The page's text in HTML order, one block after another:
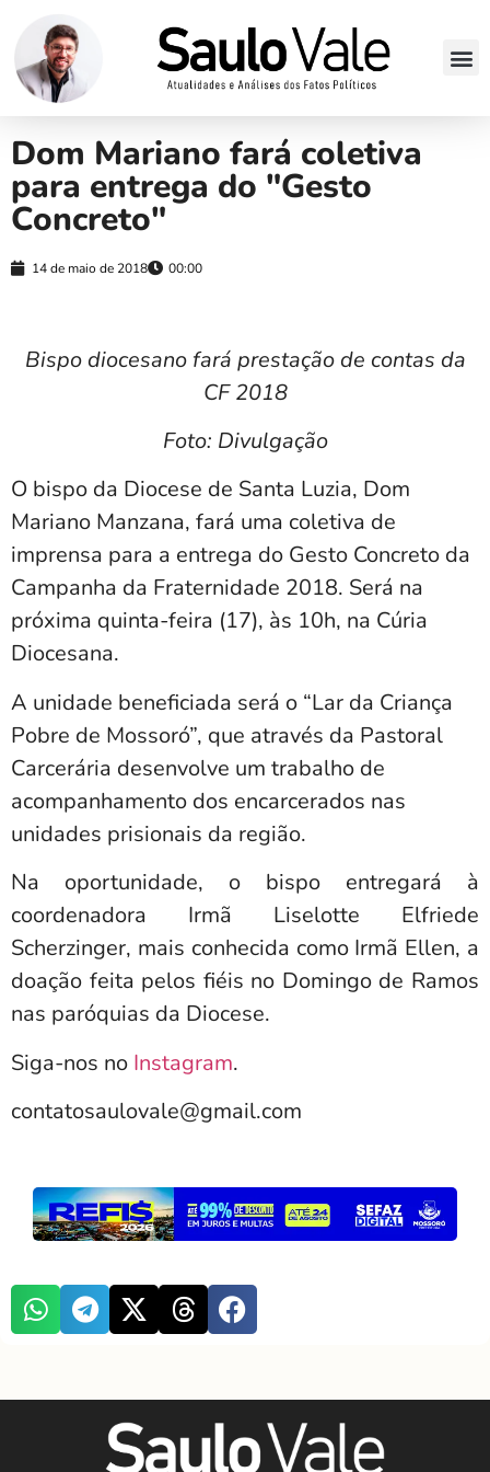
Dom Mariano fará coletiva
para entrega do "Gesto
Concreto"
14 de maio de 2018 00:00
Bispo diocesano fará prestação de contas da
CF 2018
Foto: Divulgação
O bispo da Diocese de Santa Luzia, Dom
Mariano Manzana, fará uma coletiva de
imprensa para a entrega do Gesto Concreto da
Campanha da Fraternidade 2018. Será na
próxima quinta-feira (17), às 10h, na Cúria
Diocesana.
A unidade beneficiada será o “Lar da Criança
Pobre de Mossoró”, que através da Pastoral
Carcerária desenvolve um trabalho de
acompanhamento dos encarcerados nas
unidades prisionais da região.
Na oportunidade, o bispo entregará à
coordenadora Irmã Liselotte Elfriede
Scherzinger, mais conhecida como Irmã Ellen, a
doação feita pelos fiéis no Domingo de Ramos
nas paróquias da Diocese.
Siga-nos no Instagram.
contatosaulovale@gmail.com